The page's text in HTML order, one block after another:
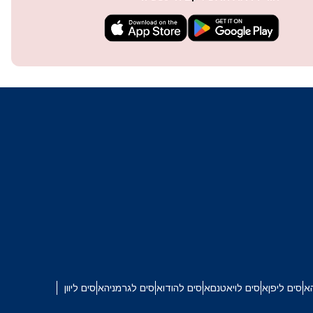
or
איסים ליפןאיסים לויאטנםאיסים להודואיסים לגרמניהאיסים ליוון